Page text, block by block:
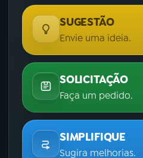
SUGESTÃO
Envie uma ideia.
SOLICITAÇÃO
Faça um pedido.
SIMPLIFIQUE
Sugira melhorias.